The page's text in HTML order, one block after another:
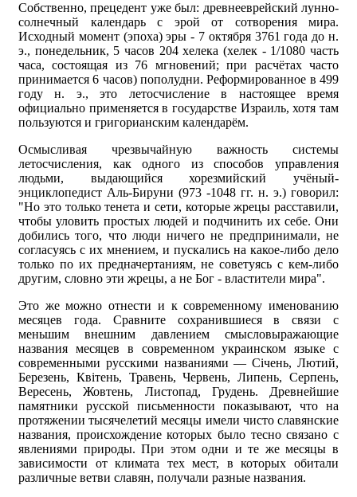
Собственно, прецедент уже был: древнееврейский лунно-
солнечный календарь с эрой от сотворения мира.
Исходный момент (эпоха) эры - 7 октября 3761 года до н.
э., понедельник, 5 часов 204 хелека (хелек - 1/1080 часть
часа, состоящая из 76 мгновений; при расчётах часто
принимается 6 часов) пополудни. Реформированное в 499
году н. э., это летосчисление в настоящее время
официально применяется в государстве Израиль, хотя там
пользуются и григорианским календарём.
Осмысливая чрезвычайную важность системы
летосчисления, как одного из способов управления
людьми, выдающийся хорезмийский учёный-
энциклопедист Аль-Бируни (973 -1048 гг. н. э.) говорил:
"Но это только тенета и сети, которые жрецы расставили,
чтобы уловить простых людей и подчинить их себе. Они
добились того, что люди ничего не предпринимали, не
согласуясь с их мнением, и пускались на какое-либо дело
только по их предначертаниям, не советуясь с кем-либо
другим, словно эти жрецы, а не Бог - властители мира".
Это же можно отнести и к современному именованию
месяцев года. Сравните сохранившиеся в связи с
меньшим внешним давлением смысловыражающие
названия месяцев в современном украинском языке с
современными русскими названиями — Cічень, Лютий,
Березень, Квітень, Травень, Червень, Липень, Серпень,
Вересень, Жовтень, Листопад, Грудень. Древнейшие
памятники русской письменности показывают, что на
протяжении тысячелетий месяцы имели чисто славянские
названия, происхождение которых было тесно связано с
явлениями природы. При этом одни и те же месяцы в
зависимости от климата тех мест, в которых обитали
различные ветви славян, получали разные названия.